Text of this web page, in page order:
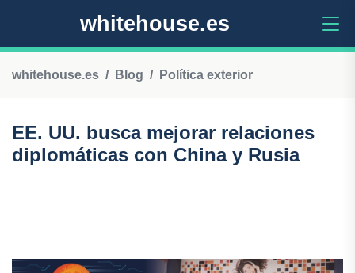
whitehouse.es
whitehouse.es Blog Política exterior
EE. UU. busca mejorar relaciones
diplomáticas con China y Rusia